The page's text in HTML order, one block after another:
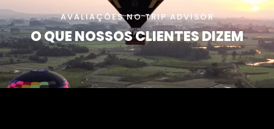
AVALIAÇÕES NO TRIP ADVISOR
O QUE NOSSOS CLIENTES DIZEM